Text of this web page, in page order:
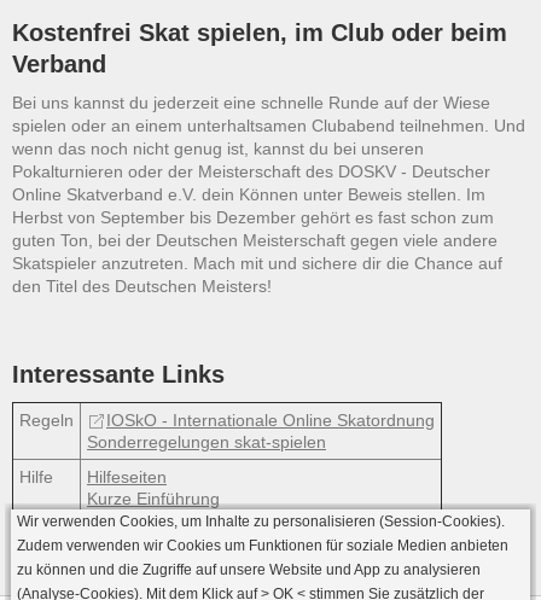
Kostenfrei Skat spielen, im Club oder beim
Verband
Bei uns kannst du jederzeit eine schnelle Runde auf der Wiese
spielen oder an einem unterhaltsamen Clubabend teilnehmen. Und
wenn das noch nicht genug ist, kannst du bei unseren
Pokalturnieren oder der Meisterschaft des DOSKV - Deutscher
Online Skatverband e.V. dein Können unter Beweis stellen. Im
Herbst von September bis Dezember gehört es fast schon zum
guten Ton, bei der Deutschen Meisterschaft gegen viele andere
Skatspieler anzutreten. Mach mit und sichere dir die Chance auf
den Titel des Deutschen Meisters!
Interessante Links
Regeln
IOSkO - Internationale Online Skatordnung
Sonderregelungen skat-spielen
Hilfe
Hilfeseiten
Kurze Einführung
Wir verwenden Cookies, um Inhalte zu personalisieren (Session-Cookies).
Zudem verwenden wir Cookies um Funktionen für soziale Medien anbieten
zu können und die Zugriffe auf unsere Website und App zu analysieren
(Analyse-Cookies). Mit dem Klick auf> OK < stimmen Sie zusätzlich der